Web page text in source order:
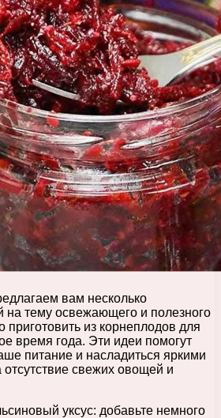
вам несколько
на тему освежающего и полезного
из корнеплодов для
время года. Эти идеи помогут
питание и насладиться яркими
свежих овощей и
уксус: добавьте немного